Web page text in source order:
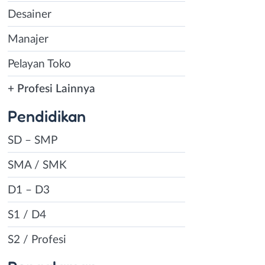
Desainer
Manajer
Pelayan Toko
+ Profesi Lainnya
Pendidikan
SD – SMP
SMA / SMK
D1 – D3
S1 / D4
S2 / Profesi